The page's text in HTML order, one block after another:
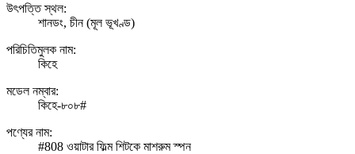
উৎপত্তি স্থল:
শানডং, চীন (মূল ভূখণ্ড)
পরিচিতিমুলক নাম:
কিহে
মডেল নম্বার:
কিহে-৮০৮#
পণ্যের নাম:
#808 ওয়াটার ফিল্ম শিটকে মাশরুম স্পন